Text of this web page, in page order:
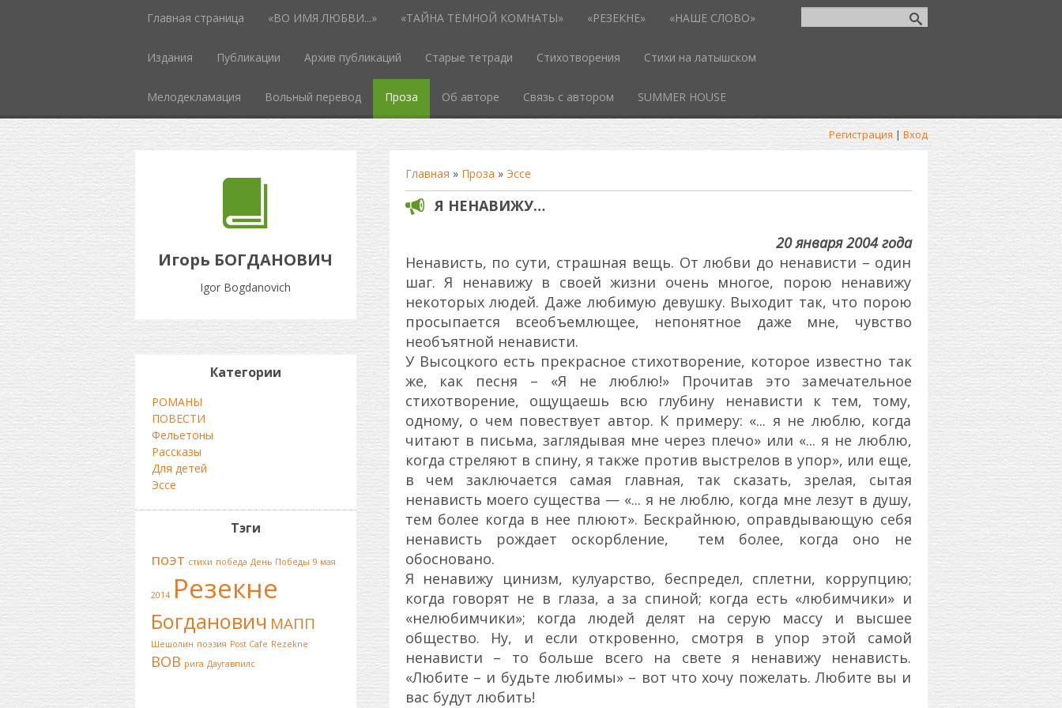
Главная страница «ВО ИМЯ ЛЮБВИ...» «ТАЙНА ТЁМНОЙ КОМНАТЫ» «РЕЗЕКНЕ» «НАШЕ СЛОВО»
Издания Публикации Архив публикаций Старые тетради Стихотворения Стихи на латышском
Мелодекламация Вольный перевод Проза Об авторе Связь с автором SUMMER HOUSE
Регистрация | Вход
Игорь БОГДАНОВИЧ
Igor Bogdanovich
Главная » Проза » Эссе
Я НЕНАВИЖУ…
20 января 2004 года
Ненависть, по сути, страшная вещь. От любви до ненависти – один
шаг. Я ненавижу в своей жизни очень многое, порою ненавижу
некоторых людей. Даже любимую девушку. Выходит так, что порою
просыпается всеобъемлющее, непонятное даже мне, чувство
необъятной ненависти.
У Высоцкого есть прекрасное стихотворение, которое известно так
же, как песня – «Я не люблю!» Прочитав это замечательное
стихотворение, ощущаешь всю глубину ненависти к тем, тому,
одному, о чем повествует автор. К примеру: «... я не люблю, когда
читают в письма, заглядывая мне через плечо» или «... я не люблю,
когда стреляют в спину, я также против выстрелов в упор», или еще,
в чем заключается самая главная, так сказать, зрелая, сытая
ненависть моего существа — «... я не люблю, когда мне лезут в душу,
тем более когда в нее плюют». Бескрайнюю, оправдывающую себя
ненависть рождает оскорбление, тем более, когда оно не
обосновано.
Я ненавижу цинизм, кулуарство, беспредел, сплетни, коррупцию;
когда говорят не в глаза, а за спиной; когда есть «любимчики» и
«нелюбимчики»; когда людей делят на серую массу и высшее
общество. Ну, и если откровенно, смотря в упор этой самой
ненависти – то больше всего на свете я ненавижу ненависть.
«Любите – и будьте любимы» – вот что хочу пожелать. Любите вы и
вас будут любить!
Категории
РОМАНЫ
ПОВЕСТИ
Фельетоны
Рассказы
Для детей
Эссе
Тэги
поэт стихи победа День Победы 9 мая
2014 Резекне
Богданович МАПП
Шешолин поэзия Post Cafe Rezekne
ВОВ рига Даугавпилс